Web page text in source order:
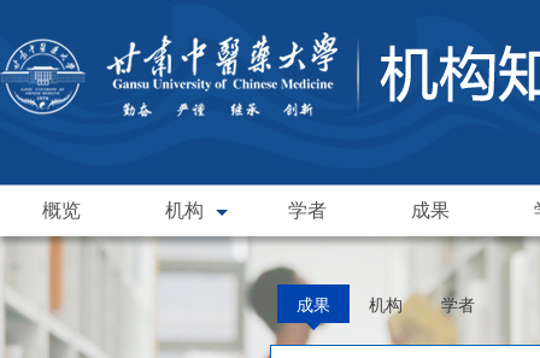
概览 机构 学者 成果
成果 机构 学者